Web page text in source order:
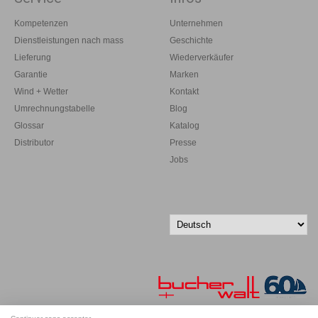
Kompetenzen
Dienstleistungen nach mass
Lieferung
Garantie
Wind + Wetter
Umrechnungstabelle
Glossar
Distributor
Unternehmen
Geschichte
Wiederverkäufer
Marken
Kontakt
Blog
Katalog
Presse
Jobs